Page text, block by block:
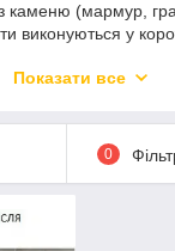
каменю (мармур,
виконуються у
Будемо раді з
Показати все
0